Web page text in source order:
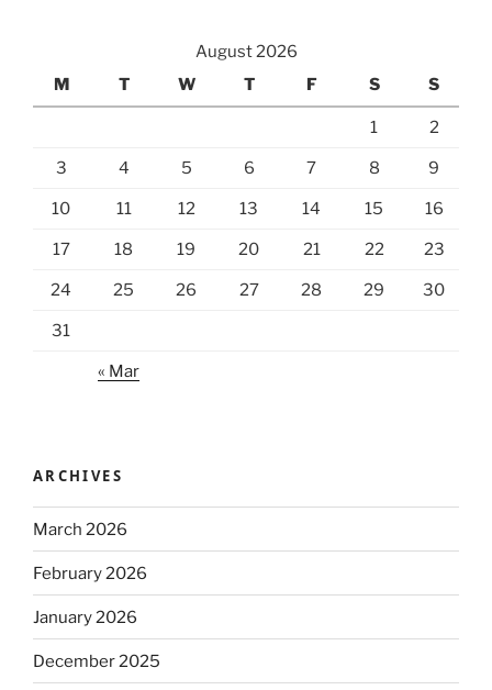
August 2026
M
T W T F S S
1 2
3 4 5 6 7 8 9
10 11 12 13 14 15 16
17 18 19 20 21 22 23
24 25 26 27 28 29 30
31
« Mar
ARCHIVES
March 2026
February 2026
January 2026
December 2025